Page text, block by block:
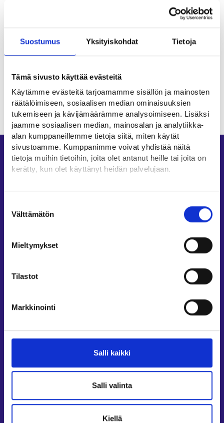
Suostumus Yksityiskohdat Tietoja
Tämä sivusto käyttää evästeitä
Käytämme evästeitä tarjoamamme sisällön ja mainosten
räätälöimiseen, sosiaalisen median ominaisuuksien
tukemiseen ja kävijämäärämme analysoimiseen. Lisäksi
jaamme sosiaalisen median, mainosalan ja analytiikka-
alan kumppaneillemme tietoja siitä, miten käytät
sivustoamme. Kumppanimme voivat yhdistää näitä
tietoja muihin tietoihin, joita olet antanut heille tai joita on
kerätty, kun olet käyttänyt heidän palvelujaan.
Löydät tietoa evästeiden käyttötarkoituksista
Lue tarkemmin
valinta
Välttämätön
Mieltymykset
Tilastot
Markkinointi
Salli kaikki
Salli valinta
Kiellä
Oikopolut
Asiointi
Avoimet työpaikat
Työllisyysalueiden yhteystiedot
Asiointi- ja Oma työpolku -osioiden ohjeet
Muualla verkossa
Työ- ja elinkeinoministeriö⁠
Aluehallinnon asiointipalvelu⁠